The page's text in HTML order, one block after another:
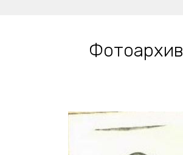
Фотоархив